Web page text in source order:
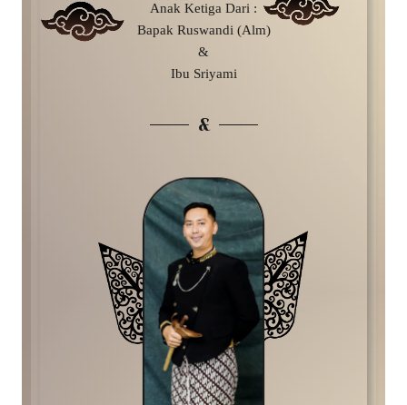
Anak Ketiga Dari :
Bapak Ruswandi (Alm)
&
Ibu Sriyami
&